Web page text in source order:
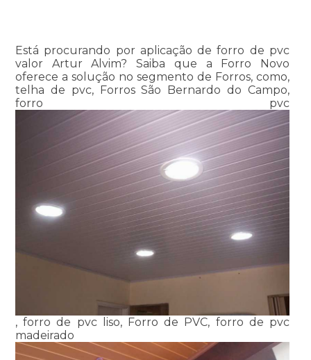
Está procurando por aplicação de forro de pvc
valor Artur Alvim? Saiba que a Forro Novo
oferece a solução no segmento de Forros, como,
telha de pvc, Forros São Bernardo do Campo,
forro pvc
, forro de pvc liso, Forro de PVC, forro de pvc
madeirado